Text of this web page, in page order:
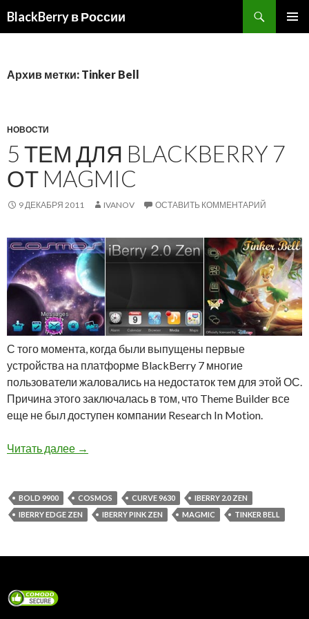
BlackBerry в России
Архив метки: Tinker Bell
НОВОСТИ
5 ТЕМ ДЛЯ BLACKBERRY 7
ОТ MAGMIC
9 ДЕКАБРЯ 2011 IVANOV ОСТАВИТЬ КОММЕНТАРИЙ
С того момента, когда были выпущены первые
устройства на платформе BlackBerry 7 многие
пользователи жаловались на недостаток тем для этой ОС.
Причина этого заключалась в том, что Theme Builder все
еще не был доступен компании Research In Motion.
Читать далее 5 тем для BlackBerry 7 от Magmic
→
BOLD 9900 COSMOS CURVE 9630
IBERRY 2.0 ZEN
IBERRY EDGE ZEN
IBERRY PINK ZEN MAGMIC TINKER BELL